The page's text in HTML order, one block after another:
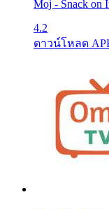
Moj - Snack on
4.2
ดาวน์โหลด